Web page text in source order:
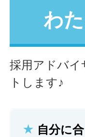
わ
採用アドバ
トします♪
★ 自分に